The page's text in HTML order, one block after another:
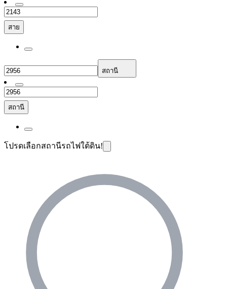
สาย
สถานี
สถานี
โปรดเลือกสถานีรถไฟใต้ดิน!